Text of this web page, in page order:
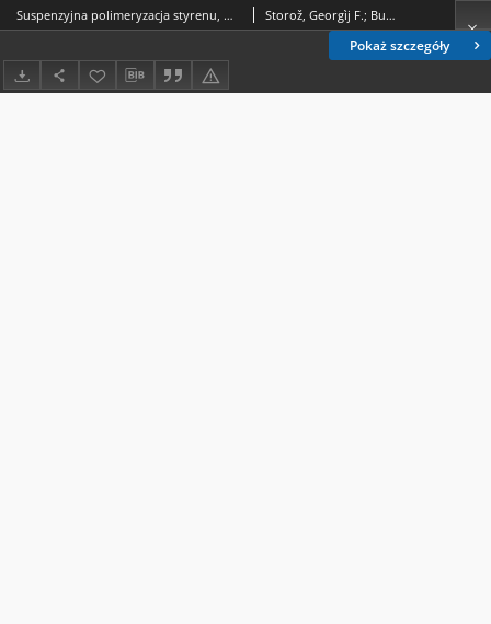
Pokaż szczegóły
Suspenzyjna polimeryzacja styrenu, metakrylanu metylu i ich mieszanin w roztworach wodnych krzemianu sodu / Georgij F. Storoż, Anżela F. Burjanenko Storož, Georgìj F.; Burianenko, Anžela F.